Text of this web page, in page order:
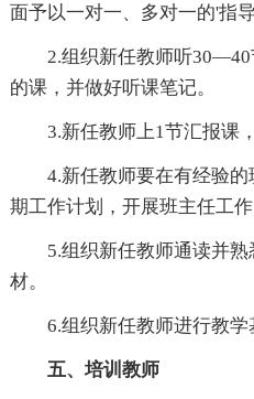
面予以一对一、多对一的'指导
2.组织新任教师听
的课，并做好听课笔记。
3.新任教师上1节汇报课
4.新任教师要在有经验
期工作计划，开展班主任工作
5.组织新任教师通读并
材。
6.组织新任教师进行教学
五、培训教师